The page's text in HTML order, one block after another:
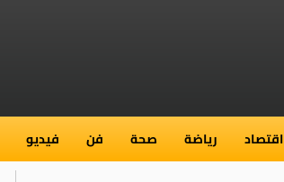
اقتصاد رياضة صحة فن فيديو